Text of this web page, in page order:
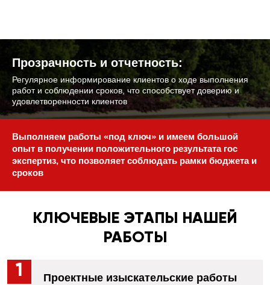
Прозрачность и отчетность:
Регулярное информирование клиентово ходе выполнения
работ и соблюдении сроков, что способствует довериюи
удовлетворенности клиентов
Выполняем работы «под ключ» и имеем большой
опыт в получении положительного результата гос
экспертиз, что позволяет соблюдать рамки бюджета и
сроков
КЛЮЧЕВЫЕ ЭТАПЫ НАШЕЙ
РАБОТЫ
Проектные изыскательские работы